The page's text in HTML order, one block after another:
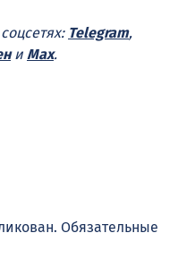
Telegram,
и Max.
Обязательные